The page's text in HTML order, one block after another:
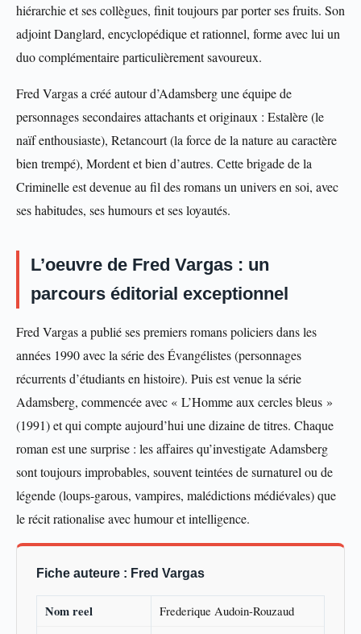
hiérarchie et ses collègues, finit toujours par porter ses fruits. Son
adjoint Danglard, encyclopédique et rationnel, forme avec lui un
duo complémentaire particulièrement savoureux.
Fred Vargas a créé autour d’Adamsberg une équipe de
personnages secondaires attachants et originaux : Estalère (le
naïf enthousiaste), Retancourt (la force de la nature au caractère
bien trempé), Mordent et bien d’autres. Cette brigade de la
Criminelle est devenue au fil des romans un univers en soi, avec
ses habitudes, ses humours et ses loyautés.
L’oeuvre de Fred Vargas : un
parcours éditorial exceptionnel
Fred Vargas a publié ses premiers romans policiers dans les
années 1990 avec la série des Évangélistes (personnages
récurrents d’étudiants en histoire). Puis est venue la série
Adamsberg, commencée avec « L’Homme aux cercles bleus »
(1991) et qui compte aujourd’hui une dizaine de titres. Chaque
roman est une surprise : les affaires qu’investigate Adamsberg
sont toujours improbables, souvent teintées de surnaturel ou de
légende (loups-garous, vampires, malédictions médiévales) que
le récit rationalise avec humour et intelligence.
Fiche auteure : Fred Vargas
Nom reel Frederique Audoin-Rouzaud